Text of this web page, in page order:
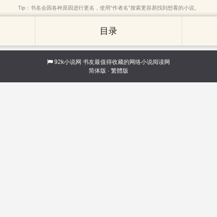
Tip：书名会因各种原因进行更名，使用“作者名”搜索更容易找到想看的小说。
目录
92k小说网 书友最值得收藏的网络小说阅读网
简体版 · 繁體版